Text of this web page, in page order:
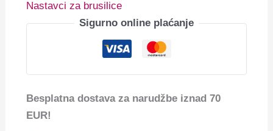
Nastavci za brusilice
Sigurno online plaćanje
Besplatna dostava za narudžbe iznad 70
EUR!